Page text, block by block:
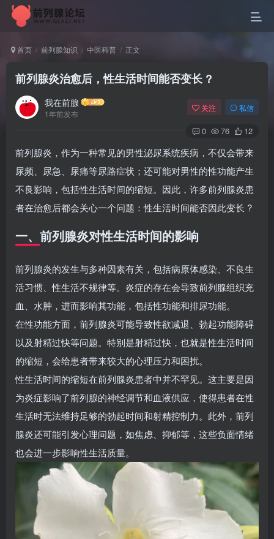
首页 前列腺知识 中医科普 正文
前列腺炎治愈后，性生活时间能否变长 ?
我在前腺
1年前发布
关注 私信
0 76 12
前列腺炎，作为一种常见的男性泌尿系统疾病，不仅会带来
尿频、尿急、尿痛等尿路症状；还可能对男性的性功能产生
不良影响，包括性生活时间的缩短。因此，许多前列腺炎患
者在治愈后都会关心一个问题：性生活时间能否因此变长 ?
一、前列腺炎对性生活时间的影响
前列腺炎的发生与多种因素有关，包括病原体感染、不良生
活习惯、性生活不规律等。炎症的存在会导致前列腺组织充
血、水肿，进而影响其功能，包括性功能和排尿功能。
在性功能方面，前列腺炎可能导致性欲减退、勃起功能障碍
以及射精过快等问题。特别是射精过快，也就是性生活时间
的缩短，会给患者带来较大的心理压力和困扰。
性生活时间的缩短在前列腺炎患者中并不罕见。这主要是因
为炎症影响了前列腺的神经调节和血液供应，使得患者在性
生活时无法维持足够的勃起时间和射精控制力。此外，前列
腺炎还可能引发心理问题，如焦虑、抑郁等，这些负面情绪
也会进一步影响性生活质量。